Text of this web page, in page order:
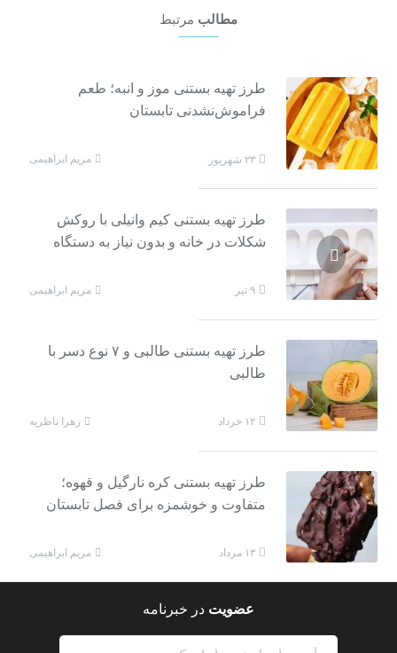
مطالب مرتبط
طرز تهیه بستنی موز و انبه؛ طعم
فراموش‌نشدنی تابستان
۲۳ شهریور مریم ابراهیمی
طرز تهیه بستنی کیم وانیلی با روکش
شکلات در خانه و بدون نیاز به دستگاه
۹ تیر مریم ابراهیمی
طرز تهیه بستنی طالبی و ۷ نوع دسر با
طالبی
۱۲ خرداد زهرا ناظریه
طرز تهیه بستنی کره نارگیل و قهوه؛
متفاوت و خوشمزه برای فصل تابستان
۱۳ مرداد مریم ابراهیمی
عضویت در خبرنامه